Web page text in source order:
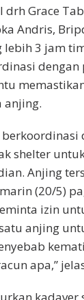
drh Grace
Andris,
lebih 3 jam
dengan
anjing.
shelter
Anjing
(20/5)
izin
anjing
apa,”
kadaver